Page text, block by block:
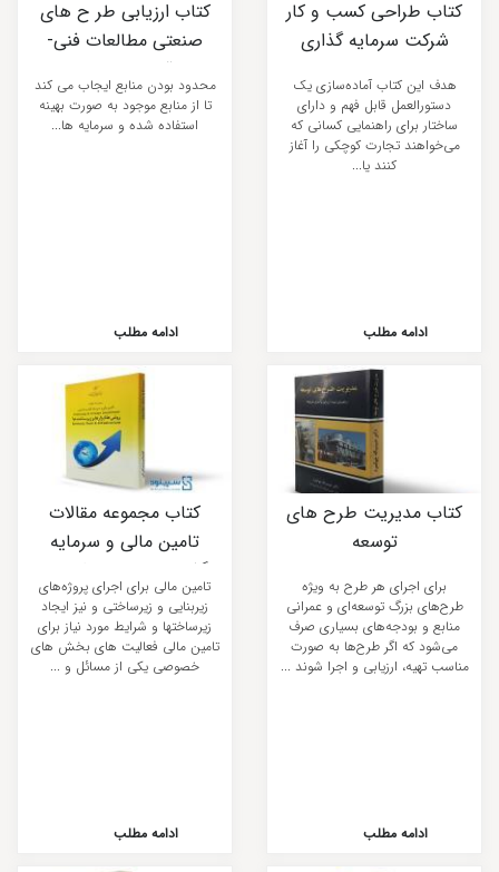
کتاب طراحی کسب و کار
شرکت سرمایه‌ گذاری
هدف این کتاب آماده‌سازی یک
دستورالعمل قابل فهم و دارای
ساختار برای راهنمایی کسانی که
می‌خواهند تجارت کوچکی را آغاز
کنند یا...
ادامه مطلب
کتاب ارزیابی طر ح ‌های
صنعتی مطالعات فنی-
اقتصادی- مالی
محدود بودن منابع ایجاب می کند
تا از منابع موجود به صورت بهینه
استفاده شده و سرمایه ها...
ادامه مطلب
کتاب مدیریت طرح های
توسعه
برای اجرای هر طرح به ویژه
طرح‌های بزرگ توسعه‌ای و عمرانی
منابع و بودجه‌های بسیاری صرف
می‌شود که اگر طرح‌ها به صورت
مناسب تهیه، ارزیابی و اجرا شوند ...
ادامه مطلب
کتاب مجموعه مقالات
تامین مالی و سرمایه
گذاری خارجی روش ها،
ابزارها و زیرساخت ها
تامین مالی برای اجرای پروژه‌های
زیربنایی و زیرساختی و نیز ایجاد
زیرساختها و شرایط مورد نیاز برای
تامین مالی فعالیت های بخش های
خصوصی یکی از مسائل و ...
ادامه مطلب